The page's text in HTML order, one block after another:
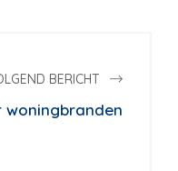
BERICHT
woningbranden